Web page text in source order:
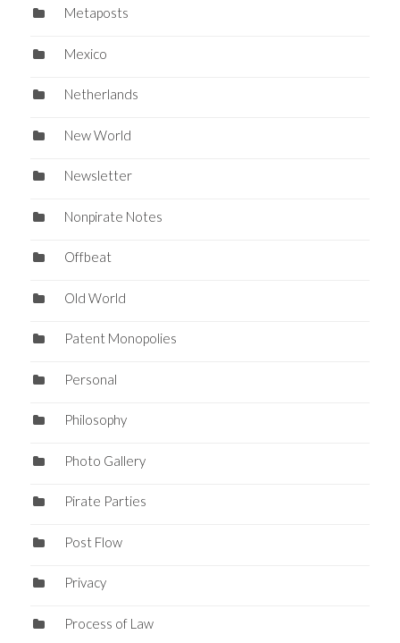
Metaposts
Mexico
Netherlands
New World
Newsletter
Nonpirate Notes
Offbeat
Old World
Patent Monopolies
Personal
Philosophy
Photo Gallery
Pirate Parties
Post Flow
Privacy
Process of Law